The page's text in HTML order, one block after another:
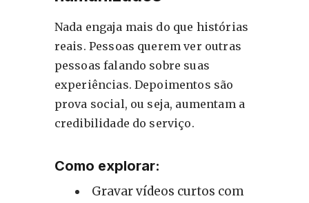
Nada engaja mais do que histórias
reais. Pessoas querem ver outras
pessoas falando sobre suas
experiências. Depoimentos são
prova social, ou seja, aumentam a
credibilidade do serviço.
Como explorar:
Gravar vídeos curtos com